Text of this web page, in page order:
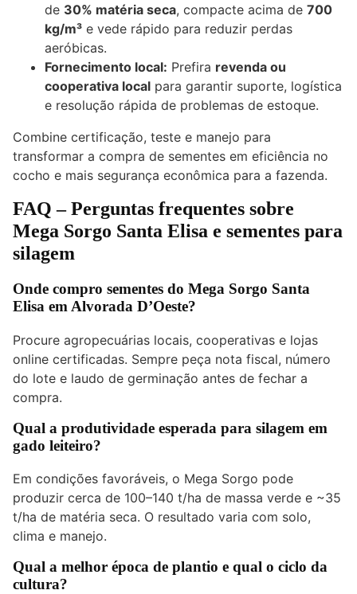
de 30% matéria seca, compacte acima de 700
kg/m³ e vede rápido para reduzir perdas
aeróbicas.
Fornecimento local: Prefira revenda ou
cooperativa local para garantir suporte, logística
e resolução rápida de problemas de estoque.
Combine certificação, teste e manejo para
transformar a compra de sementes em eficiência no
cocho e mais segurança econômica para a fazenda.
FAQ – Perguntas frequentes sobre
Mega Sorgo Santa Elisa e sementes para
silagem
Onde compro sementes do Mega Sorgo Santa
Elisa em Alvorada D’Oeste?
Procure agropecuárias locais, cooperativas e lojas
online certificadas. Sempre peça nota fiscal, número
do lote e laudo de germinação antes de fechar a
compra.
Qual a produtividade esperada para silagem em
gado leiteiro?
Em condições favoráveis, o Mega Sorgo pode
produzir cerca de 100–140 t/ha de massa verde e ~35
t/ha de matéria seca. O resultado varia com solo,
clima e manejo.
Qual a melhor época de plantio e qual o ciclo da
cultura?